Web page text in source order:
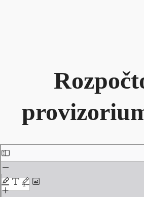
Skip
to
PDF
content